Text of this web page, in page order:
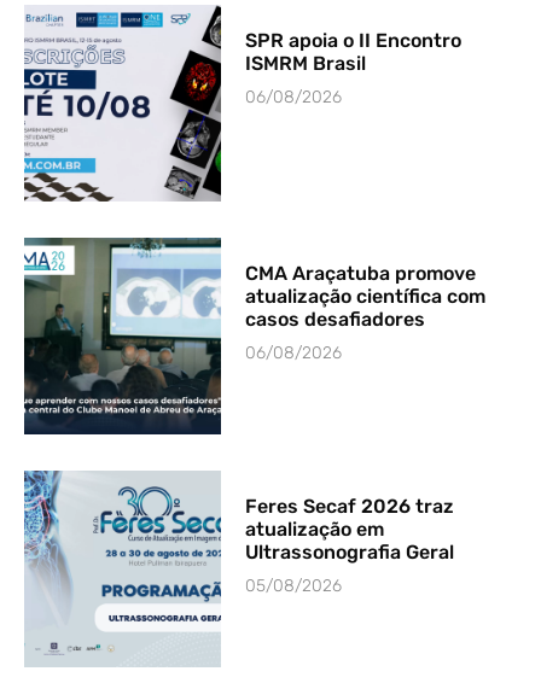
SPR apoia o II Encontro
ISMRM Brasil
06/08/2026
CMA Araçatuba promove
atualização científica com
casos desafiadores
06/08/2026
Feres Secaf 2026 traz
atualização em
Ultrassonografia Geral
05/08/2026